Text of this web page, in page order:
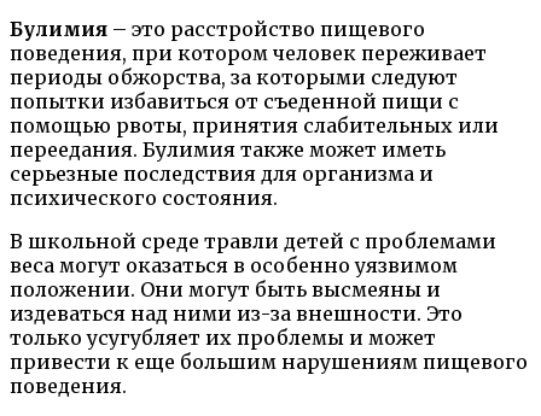
Булимия – это расстройство пищевого
поведения, при котором человек переживает
периоды обжорства, за которыми следуют
попытки избавиться от съеденной пищи с
помощью рвоты, принятия слабительных или
переедания. Булимия также может иметь
серьезные последствия для организма и
психического состояния.
В школьной среде травли детей с проблемами
веса могут оказаться в особенно уязвимом
положении. Они могут быть высмеяны и
издеваться над ними из-за внешности. Это
только усугубляет их проблемы и может
привести к еще большим нарушениям пищевого
поведения.